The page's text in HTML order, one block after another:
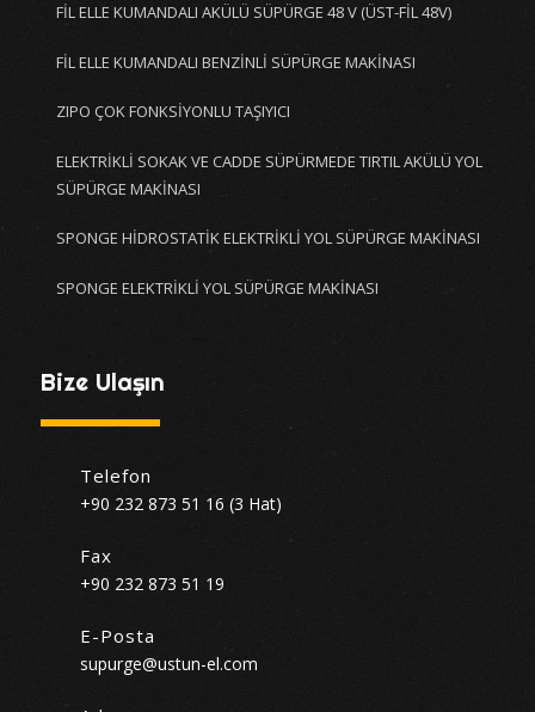
FİL ELLE KUMANDALI AKÜLÜ SÜPÜRGE 48 V (ÜST-FİL 48V)
FİL ELLE KUMANDALI BENZİNLİ SÜPÜRGE MAKİNASI
ZIPO ÇOK FONKSİYONLU TAŞIYICI
ELEKTRİKLİ SOKAK VE CADDE SÜPÜRMEDE TIRTIL AKÜLÜ YOL
SÜPÜRGE MAKİNASI
SPONGE HİDROSTATİK ELEKTRİKLİ YOL SÜPÜRGE MAKİNASI
SPONGE ELEKTRİKLİ YOL SÜPÜRGE MAKİNASI
Bize Ulaşın
Telefon
+90 232 873 51 16 (3 Hat)
Fax
+90 232 873 51 19
E-Posta
supurge@ustun-el.com